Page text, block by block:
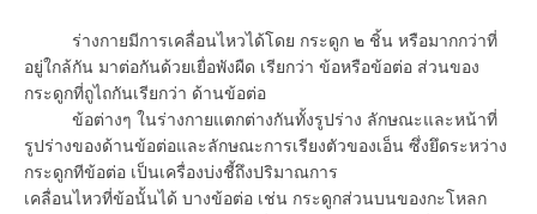
ร่างกายมีการเคลื่อนไหวได้โดย กระดูก ๒ ชิ้น หรือมากกว่าที่
อยู่ใกล้กัน มาต่อกันด้วยเยื่อพังผืด เรียกว่า ข้อหรือข้อต่อ ส่วนของ
กระดูกที่ถูไถกันเรียกว่า ด้านข้อต่อ
ข้อต่างๆ ในร่างกายแตกต่างกันทั้งรูปร่าง ลักษณะและหน้าที่
รูปร่างของด้านข้อต่อและลักษณะการเรียงตัวของเอ็น ซึ่งยึดระหว่าง
กระดูกทีข้อต่อ เป็นเครื่องบ่งชี้ถึงปริมาณการ
เคลื่อนไหวที่ข้อนั้นได้ บางข้อต่อ เช่น กระดูกส่วนบนของกะโหลก